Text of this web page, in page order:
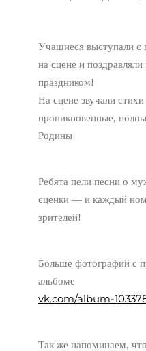
Учащиеся выступали с
на сцене и
праздником!
На сцене звучали
проникновенные,
Родины
Ребята пели песни о
сценки — и каждый
зрителей!
Больше фотографий с
альбоме
vk.com/album-
Так же напоминаем,